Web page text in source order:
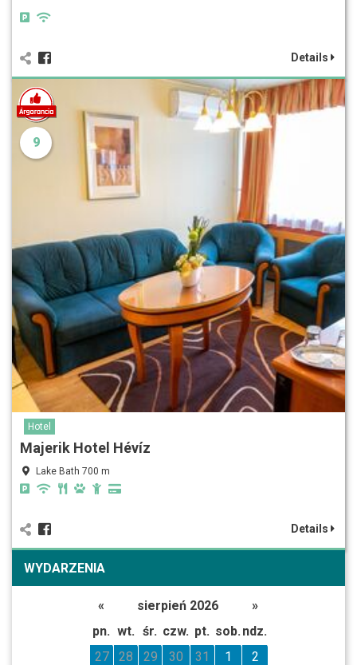
Details
9
Hotel
Majerik Hotel Hévíz
Lake Bath 700 m
Details
WYDARZENIA
« sierpień 2026
»
pn. wt. śr. czw. pt. sob. ndz.
27
28 29 30 31 1
2